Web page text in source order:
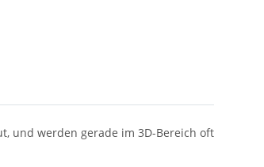
und werden gerade im 3D-Bereich oft